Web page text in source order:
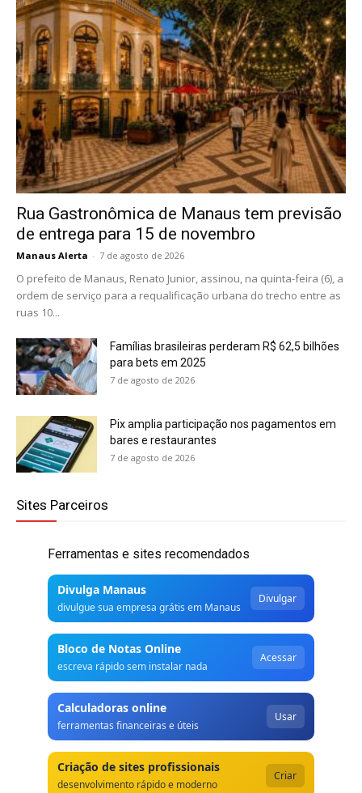
Rua Gastronômica de Manaus tem previsão
de entrega para 15 de novembro
Manaus Alerta - 7 de agosto de 2026
O prefeito de Manaus, Renato Junior, assinou, na quinta-feira (6), a
ordem de serviço para a requalificação urbana do trecho entre as
ruas 10...
Famílias brasileiras perderam R$ 62,5 bilhões
para bets em 2025
7 de agosto de 2026
Pix amplia participação nos pagamentos em
bares e restaurantes
7 de agosto de 2026
Sites Parceiros
Ferramentas e sites recomendados
Divulga Manaus
divulgue sua empresa grátis em Manaus
Divulgar
Bloco de Notas Online
escreva rápido sem instalar nada
Acessar
Calculadoras online
ferramentas financeiras e úteis
Usar
Criação de sites profissionais
desenvolvimento rápido e moderno
Criar